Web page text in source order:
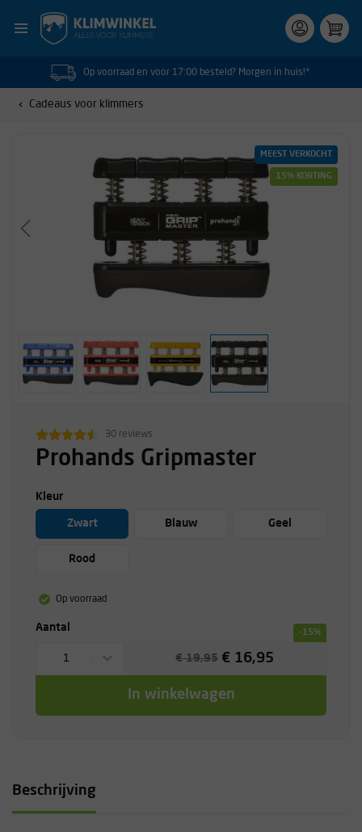
Op voorraad en voor 17:00 besteld? Morgen in huis!*
Cadeaus voor klimmers
MEEST VERKOCHT
15% KORTING
30 reviews
Prohands Gripmaster
Kleur
Zwart Blauw Geel
Rood
Op voorraad
Aantal -15%
1 € 19,95 € 16,95
In winkelwagen
Beschrijving